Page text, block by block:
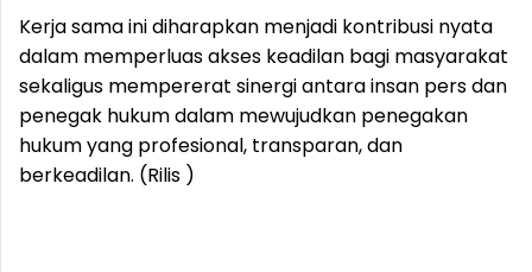
Kerja sama ini diharapkan menjadi kontribusi nyata
dalam memperluas akses keadilan bagi masyarakat
sekaligus mempererat sinergi antara insan pers dan
penegak hukum dalam mewujudkan penegakan
hukum yang profesional, transparan, dan
berkeadilan. (Rilis )